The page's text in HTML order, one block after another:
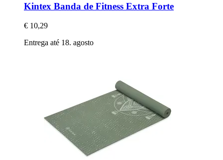
Kintex Banda de Fitness Extra Forte
€ 10,29
Entrega até 18. agosto